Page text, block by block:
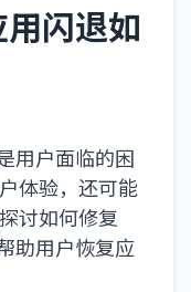
闪退如
用户面临的困
体验，还可能
讨如何修复
助用户恢复应